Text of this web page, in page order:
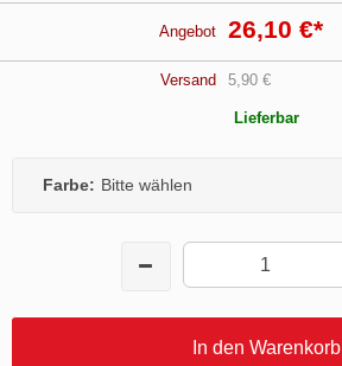
Angebot 26,10 €*
Versand 5,90 €
Lieferbar
Farbe: Bitte wählen
In den Warenkorb